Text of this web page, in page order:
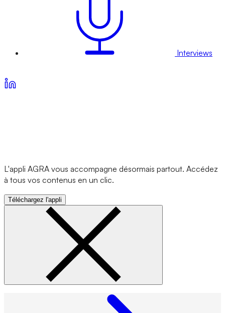
Interviews
L'appli AGRA vous accompagne désormais partout. Accédez
à tous vos contenus en un clic.
Téléchargez l'appli